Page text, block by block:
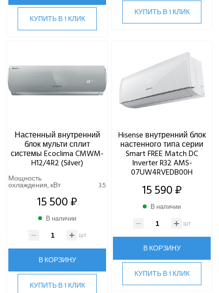
КУПИТЬ В 1 КЛИК
КУПИТЬ В 1 КЛИК
Настенный внутренний
блок мульти сплит
системы Ecoclima CMWM-
H12/4R2 (Silver)
Мощность
охлаждения, кВт 3.5
15 500 ₽
В наличии
шт
В КОРЗИНУ
КУПИТЬ В 1 КЛИК
Hisense внутренний блок
настенного типа серии
Smart FREE Match DC
Inverter R32 AMS-
07UW4RVEDB00H
15 590 ₽
В наличии
шт
В КОРЗИНУ
КУПИТЬ В 1 КЛИК